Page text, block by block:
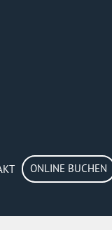
ONLINE BUCHEN